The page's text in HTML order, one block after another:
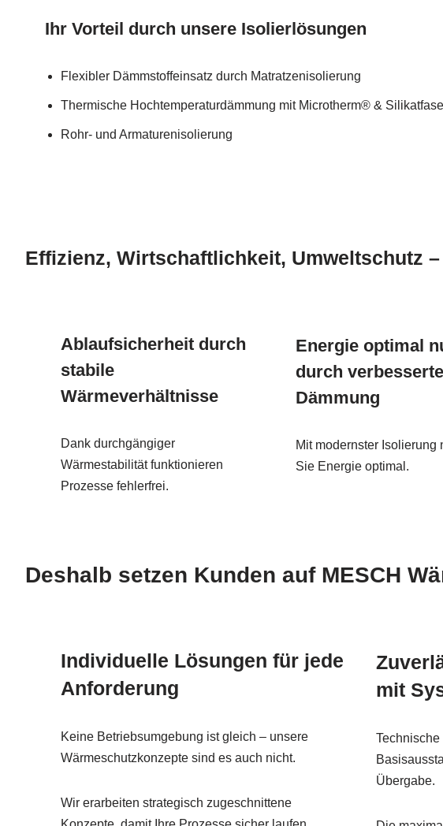
Ihr Vorteil durch unsere Isolierlösungen
Flexibler Dämmstoffeinsatz durch Matratzenisolierung
Thermische Hochtemperaturdämmung mit Microtherm® &
Rohr- und Armaturenisolierung
Effizienz, Wirtschaftlichkeit, Umweltschutz
Ablaufsicherheit durch
stabile
Wärmeverhältnisse
Dank durchgängiger
Wärmestabilität funktionieren
Prozesse fehlerfrei.
Energie optimal
durch verbesserte
Dämmung
Mit modernster Isolierung
Sie Energie optimal.
Deshalb setzen Kunden auf MESCH
Individuelle Lösungen für jede
Anforderung
Keine Betriebsumgebung ist gleich – unsere
Wärmeschutzkonzepte sind es auch nicht.
Wir erarbeiten strategisch zugeschnittene
mit
Übergabe.